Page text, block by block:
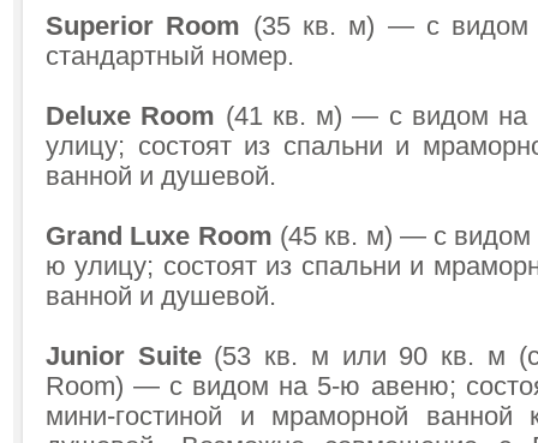
Superior Room (35 кв. м) — с видом
стандартный номер.
Deluxe Room (41 кв. м) — с видом на
улицу; состоят из спальни и
ванной и душевой.
Grand Luxe Room (45 кв. м) — с
ю улицу; состоят из спальни и
ванной и душевой.
Junior Suite(53 кв. м или 90 кв. м
Room) — с видом на 5-ю авеню;
мини-гостиной и мраморной